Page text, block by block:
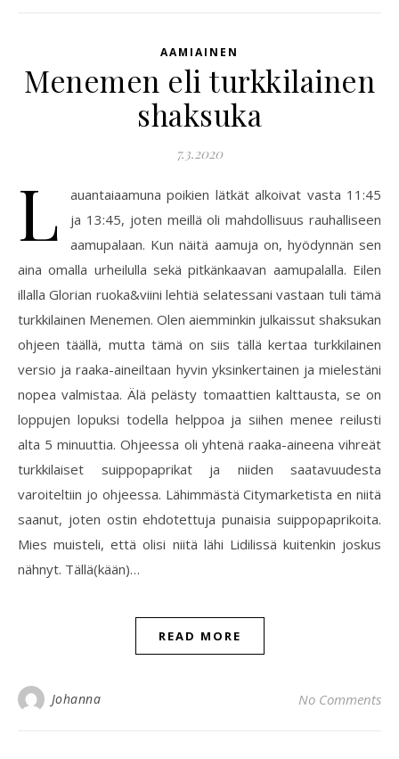
AAMIAINEN
Menemen eli turkkilainen
shaksuka
7.3.2020
L
auantaiaamuna poikien lätkät alkoivat vasta 11:45
ja 13:45, joten meillä oli mahdollisuus rauhalliseen
aamupalaan. Kun näitä aamuja on, hyödynnän sen
aina omalla urheilulla sekä pitkänkaavan aamupalalla. Eilen
illalla Glorian ruoka&viini lehtiä selatessani vastaan tuli tämä
turkkilainen Menemen. Olen aiemminkin julkaissut shaksukan
ohjeen täällä, mutta tämä on siis tällä kertaa turkkilainen
versio ja raaka-aineiltaan hyvin yksinkertainen ja mielestäni
nopea valmistaa. Älä pelästy tomaattien kalttausta, se on
loppujen lopuksi todella helppoa ja siihen menee reilusti
alta 5 minuuttia. Ohjeessa oli yhtenä raaka-aineena vihreät
turkkilaiset suippopaprikat ja niiden saatavuudesta
varoiteltiin jo ohjeessa. Lähimmästä Citymarketista en niitä
saanut, joten ostin ehdotettuja punaisia suippopaprikoita.
Mies muisteli, että olisi niitä lähi Lidilissä kuitenkin joskus
nähnyt. Tällä(kään)…
READ MORE
Johanna No Comments